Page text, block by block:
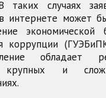
таких случаях
интернете может
экономической
коррупции
обладает
крупных и